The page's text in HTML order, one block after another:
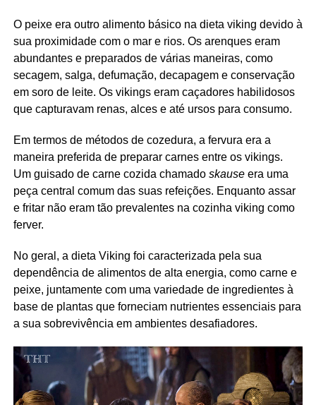
O peixe era outro alimento básico na dieta viking devido à
sua proximidade com o mar e rios. Os arenques eram
abundantes e preparados de várias maneiras, como
secagem, salga, defumação, decapagem e conservação
em soro de leite. Os vikings eram caçadores habilidosos
que capturavam renas, alces e até ursos para consumo.
Em termos de métodos de cozedura, a fervura era a
maneira preferida de preparar carnes entre os vikings.
Um guisado de carne cozida chamado skauseera uma
peça central comum das suas refeições. Enquanto assar
e fritar não eram tão prevalentes na cozinha viking como
ferver.
No geral, a dieta Viking foi caracterizada pela sua
dependência de alimentos de alta energia, como carne e
peixe, juntamente com uma variedade de ingredientes à
base de plantas que forneciam nutrientes essenciais para
a sua sobrevivência em ambientes desafiadores.